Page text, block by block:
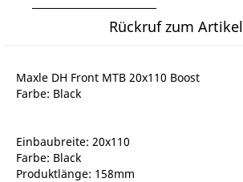
Rückruf zum Artikel
Maxle DH Front MTB 20x110 Boost
Farbe: Black
Einbaubreite: 20x110
Farbe: Black
Produktlänge: 158mm